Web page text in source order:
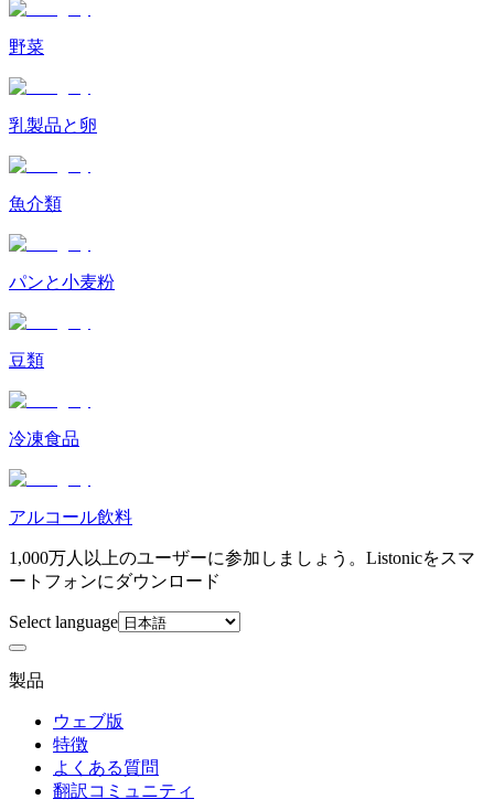
野菜
乳製品と卵
魚介類
パンと小麦粉
豆類
冷凍食品
アルコール飲料
1,000万人以上のユーザーに参加しましょう。Listonicをスマ
ートフォンにダウンロード
Select language
製品
ウェブ版
特徴
よくある質問
翻訳コミュニティ